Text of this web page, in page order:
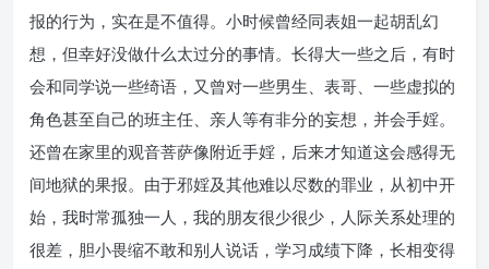
报的行为，实在是不值得。小时候曾经同表姐一起胡乱幻
想，但幸好没做什么太过分的事情。长得大一些之后，有时
会和同学说一些绮语，又曾对一些男生、表哥、一些虚拟的
角色甚至自己的班主任、亲人等有非分的妄想，并会手婬。
还曾在家里的观音菩萨像附近手婬，后来才知道这会感得无
间地狱的果报。由于邪婬及其他难以尽数的罪业，从初中开
始，我时常孤独一人，我的朋友很少很少，人际关系处理的
很差，胆小畏缩不敢和别人说话，学习成绩下降，长相变得